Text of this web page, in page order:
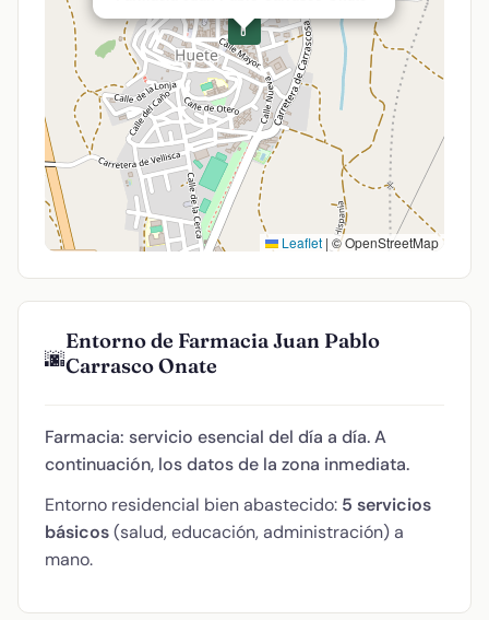
💊
Leaflet | © OpenStreetMap
🌆
Entorno de Farmacia Juan Pablo
Carrasco Onate
Farmacia: servicio esencial del día a día. A
continuación, los datos de la zona inmediata.
Entorno residencial bien abastecido: 5 servicios
básicos(salud, educación, administración) a
mano.